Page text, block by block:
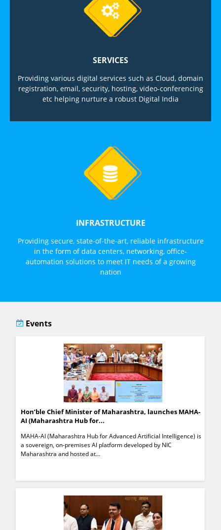
SERVICES
Providing various digital services such as Cloud, domain
registration, email, security, hosting, video-conferencing
etc helping nurture a robust Digital India
INFRASTRUCTURE
Providing secure, state-of-the-art, reliable infrastructure
in the form of data centers, networking, office-
automation solutions to meet IT needs of a growing
nation
Events
Hon’ble Chief Minister of Maharashtra, launches MAHA-
AI (Maharashtra Hub for...
MAHA-AI (Maharashtra Hub for Advanced Artificial Intelligence) is
a sovereign, on-premises AI platform developed by NIC
Maharashtra and hosted at…